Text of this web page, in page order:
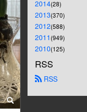
2014(28)
2013(370)
2012(588)
2011 (949)
2010(125)
RSS
RSS